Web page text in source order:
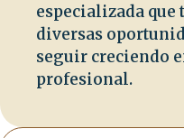
especializada que
diversas
seguir creciendo
profesional.